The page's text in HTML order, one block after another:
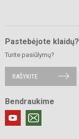
Pastebėjote klaidų?
Turite pasiūlymų?
RAŠYKITE
Bendraukime